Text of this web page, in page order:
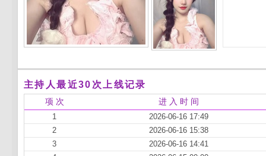
主持人最近30次上线记录
项 次 进 入 时 间
1
2026-06-16 17:49
2
2026-06-16 15:38
3
2026-06-16 14:41